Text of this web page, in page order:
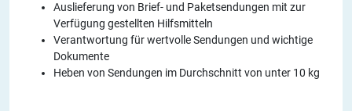
Auslieferung von Brief- und Paketsendungen mit zur
Verfügung gestellten Hilfsmitteln
Verantwortung für wertvolle Sendungen und wichtige
Dokumente
Heben von Sendungen im Durchschnitt von unter 10 kg